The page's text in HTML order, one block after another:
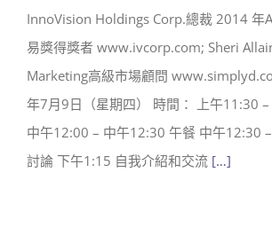
InnoVision Holdings Corp.總裁 2014 年
易獎得獎者 www.ivcorp.com; Sheri
Marketing高級市場顧問
年7月9日（星期四） 時間： 上午11:30
中午12:00 – 中午12:30 午餐 中午12:30
討論 下午1:15 自我介紹和交流 […]